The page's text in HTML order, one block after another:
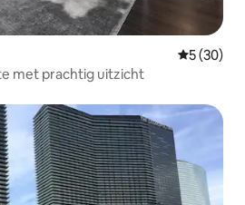
5 (30)
met prachtig uitzicht